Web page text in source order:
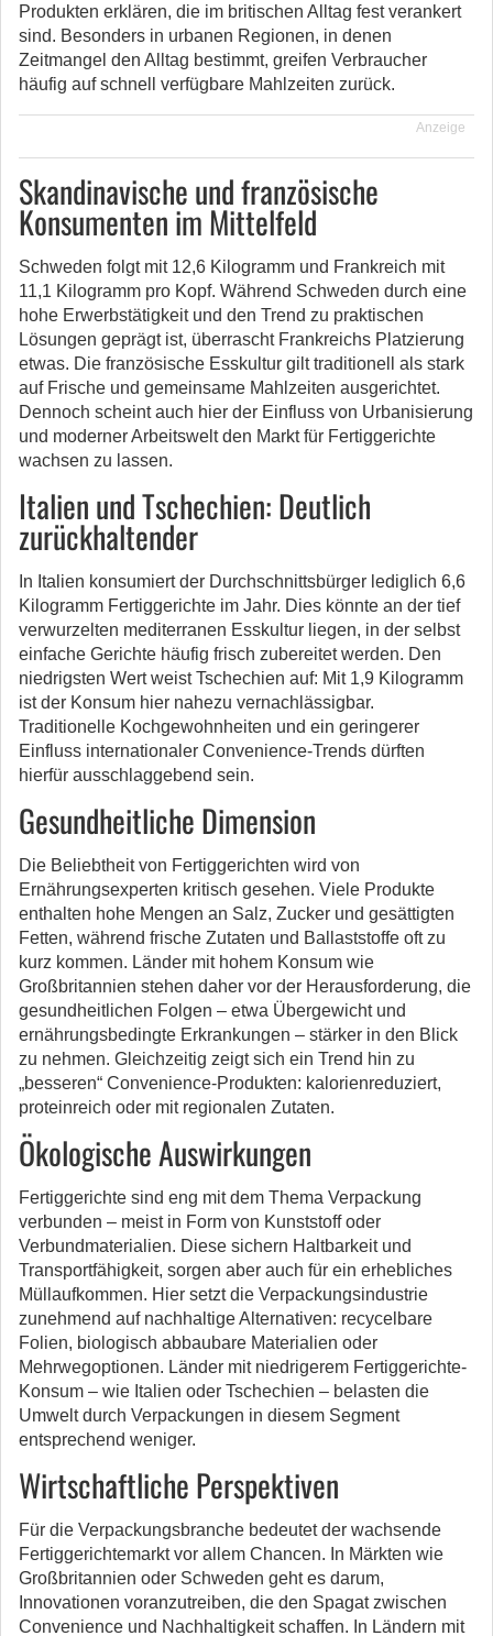
Produkten erklären, die im britischen Alltag fest verankert
sind. Besonders in urbanen Regionen, in denen
Zeitmangel den Alltag bestimmt, greifen Verbraucher
häufig auf schnell verfügbare Mahlzeiten zurück.
Anzeige
Skandinavische und französische
Konsumenten im Mittelfeld
Schweden folgt mit 12,6 Kilogramm und Frankreich mit
11,1 Kilogramm pro Kopf. Während Schweden durch eine
hohe Erwerbstätigkeit und den Trend zu praktischen
Lösungen geprägt ist, überrascht Frankreichs Platzierung
etwas. Die französische Esskultur gilt traditionell als stark
auf Frische und gemeinsame Mahlzeiten ausgerichtet.
Dennoch scheint auch hier der Einfluss von Urbanisierung
und moderner Arbeitswelt den Markt für Fertiggerichte
wachsen zu lassen.
Italien und Tschechien: Deutlich
zurückhaltender
In Italien konsumiert der Durchschnittsbürger lediglich 6,6
Kilogramm Fertiggerichte im Jahr. Dies könnte an der tief
verwurzelten mediterranen Esskultur liegen, in der selbst
einfache Gerichte häufig frisch zubereitet werden. Den
niedrigsten Wert weist Tschechien auf: Mit 1,9 Kilogramm
ist der Konsum hier nahezu vernachlässigbar.
Traditionelle Kochgewohnheiten und ein geringerer
Einfluss internationaler Convenience-Trends dürften
hierfür ausschlaggebend sein.
Gesundheitliche Dimension
Die Beliebtheit von Fertiggerichten wird von
Ernährungsexperten kritisch gesehen. Viele Produkte
enthalten hohe Mengen an Salz, Zucker und gesättigten
Fetten, während frische Zutaten und Ballaststoffe oft zu
kurz kommen. Länder mit hohem Konsum wie
Großbritannien stehen daher vor der Herausforderung, die
gesundheitlichen Folgen – etwa Übergewicht und
ernährungsbedingte Erkrankungen – stärker in den Blick
zu nehmen. Gleichzeitig zeigt sich ein Trend hin zu
„besseren“ Convenience-Produkten: kalorienreduziert,
proteinreich oder mit regionalen Zutaten.
Ökologische Auswirkungen
Fertiggerichte sind eng mit dem Thema Verpackung
verbunden – meist in Form von Kunststoff oder
Verbundmaterialien. Diese sichern Haltbarkeit und
Transportfähigkeit, sorgen aber auch für ein erhebliches
Müllaufkommen. Hier setzt die Verpackungsindustrie
zunehmend auf nachhaltige Alternativen: recycelbare
Folien, biologisch abbaubare Materialien oder
Mehrwegoptionen. Länder mit niedrigerem Fertiggerichte-
Konsum – wie Italien oder Tschechien – belasten die
Umwelt durch Verpackungen in diesem Segment
entsprechend weniger.
Wirtschaftliche Perspektiven
Für die Verpackungsbranche bedeutet der wachsende
Fertiggerichtemarkt vor allem Chancen. In Märkten wie
Großbritannien oder Schweden geht es darum,
Innovationen voranzutreiben, die den Spagat zwischen
Convenience und Nachhaltigkeit schaffen. In Ländern mit